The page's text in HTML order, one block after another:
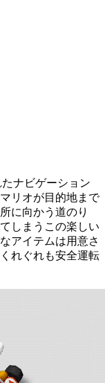
ナビゲーション
リオが目的地まで
に向かう道のり
しまうこの楽しい
アイテムは用意さ
れぐれも安全運転